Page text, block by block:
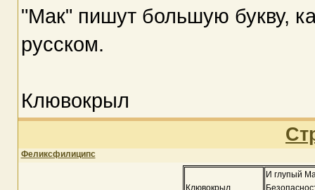
"Мак" пишут большую букву,
русском.
Клювокрыл
Феликсфилиципс
Клювокрыл
И глупый